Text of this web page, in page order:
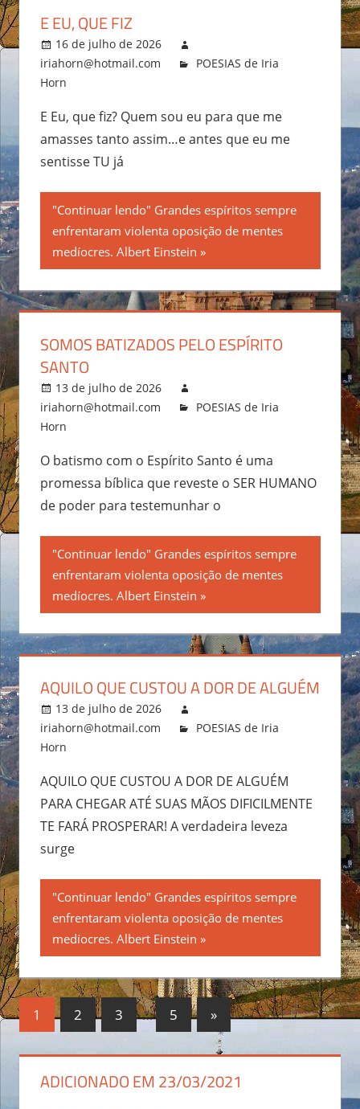
E EU, QUE FIZ
16 de julho de 2026
iriahorn@hotmail.com
POESIAS de Iria
Horn
E Eu, que fiz? Quem sou eu para que me
amasses tanto assim…e antes que eu me
sentisse TU já
"Continuar lendo" Grandes espíritos sempre
enfrentaram violenta oposição de mentes
medíocres. Albert Einstein
SOMOS BATIZADOS PELO ESPÍRITO
SANTO
13 de julho de 2026
iriahorn@hotmail.com
POESIAS de Iria
Horn
O batismo com o Espírito Santo é uma
promessa bíblica que reveste o SER HUMANO
de poder para testemunhar o
"Continuar lendo" Grandes espíritos sempre
enfrentaram violenta oposição de mentes
medíocres. Albert Einstein
AQUILO QUE CUSTOU A DOR DE ALGUÉM
13 de julho de 2026
iriahorn@hotmail.com
POESIAS de Iria
Horn
AQUILO QUE CUSTOU A DOR DE ALGUÉM
PARA CHEGAR ATÉ SUAS MÃOS DIFICILMENTE
TE FARÁ PROSPERAR! A verdadeira leveza
surge
"Continuar lendo" Grandes espíritos sempre
enfrentaram violenta oposição de mentes
medíocres. Albert Einstein
Navegação
por
posts
1 2 3 … 5
Next
Posts
»
ADICIONADO EM 23/03/2021